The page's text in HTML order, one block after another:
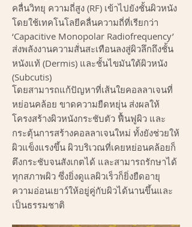
คลื่นวิทยุ ความถี่สูง (RF) เข้าไปยังชั้นผิวหนัง
โดยใช้เทคโนโลยีคลื่นความถี่ที่เรียกว่า
‘Capacitive Monopolar Radiofrequency’
ส่งพลังงานความสั่นสะเทือนลงสู่ผิวลึกถึงชั้น
หนังแท้ (Dermis) และชั้นไขมันใต้ผิวหนัง
(Subcutis)
โดยสามารถแก้ปัญหาที่เส้นใยคอลลาเจนที่
หย่อนคล้อย ขาดความยืดหยุ่น ส่งผลให้
โครงสร้างผิวหนังกระชับตัว ฟื้นฟูผิว และ
กระตุ้นการสร้างคอลลาเจนใหม่ ทั้งยังช่วยให้
ผิวแข็งแรงขึ้น ผิวบริเวณที่เคยหย่อนคล้อยก็
ตึงกระชับจนสังเกตได้ และสามารถรักษาได้
ทุกสภาพผิว ซึ่งยิ่งดูแลผิวเร็วก็ยิ่งยืดอายุ
ความอ่อนเยาว์ให้อยู่คู่กับผิวได้นานขึ้นและ
เป็นธรรมชาติ